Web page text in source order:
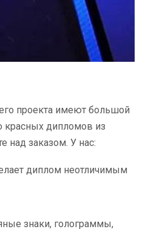
проекта имеют большой
красных дипломов из
над заказом. У нас:
диплом неотличимым
знаки, голограммы,